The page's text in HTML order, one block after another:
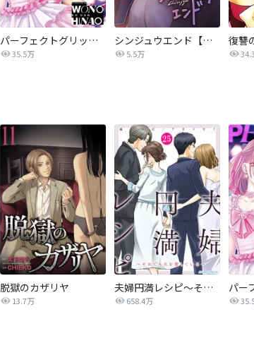
パーフェクトグリッター
35.5万
シンジュウエンド【タテヨミ】
5.5万
脱獄のカザリヤ
13.7万
夫婦円満レシピ～それでも夫を愛している～
658.4万